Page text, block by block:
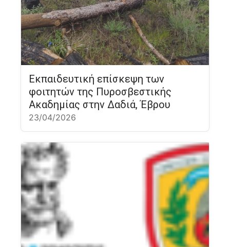
Εκπαιδευτική επίσκεψη των
φοιτητών της Πυροσβεστικής
Ακαδημίας στην Δαδιά, Έβρου
23/04/2026